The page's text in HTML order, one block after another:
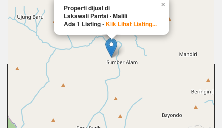
Properti dijual di
Lakawali Pantai - Malili
Ada 1 Listing-Klik Lihat Listing...
×